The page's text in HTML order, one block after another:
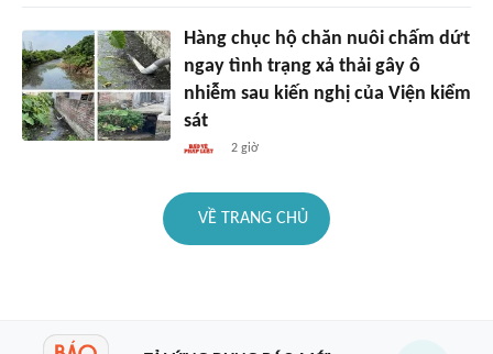
Hàng chục hộ chăn nuôi chấm dứt
ngay tình trạng xả thải gây ô
nhiễm sau kiến nghị của Viện kiểm
sát
2 giờ
VỀ TRANG CHỦ